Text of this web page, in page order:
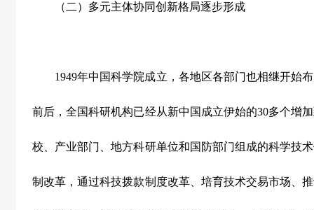
（二）多元主体协同创新格局逐步形成
1949年中国科学院成立，各地区各部门也相继开始
前后，全国科研机构已经从新中国成立伊始的30多个增
校、产业部门、地方科研单位和国防部门组成的科学技
制改革，通过科技拨款制度改革、培育技术交易市场、